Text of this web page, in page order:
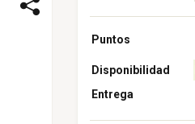
Puntos
Disponibilidad
Entrega